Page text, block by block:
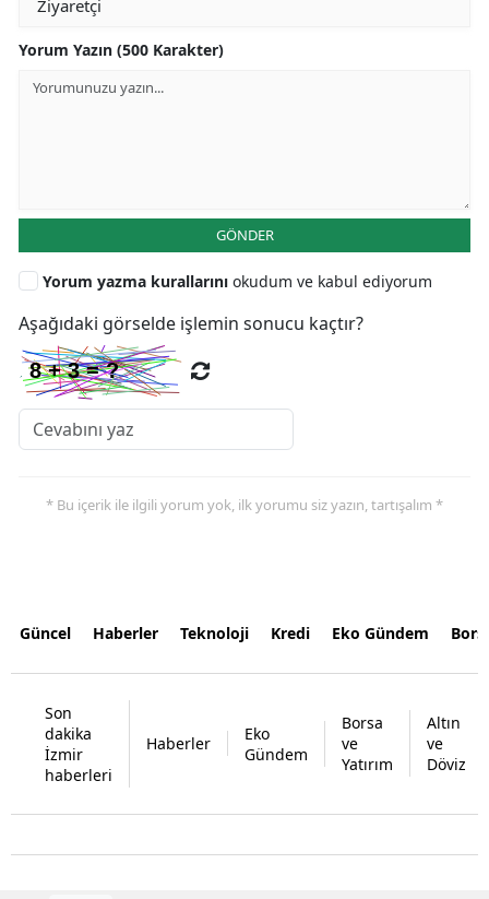
Yorum Yazın (500 Karakter)
GÖNDER
Yorum yazma kurallarını okudum ve kabul ediyorum
Aşağıdaki görselde işlemin sonucu kaçtır?
* Bu içerik ile ilgili yorum yok, ilk yorumu siz yazın, tartışalım *
Güncel Haberler Teknoloji Kredi Eko Gündem
Son
dakika
İzmir
haberleri
Haberler
Eko
Gündem
Borsa
ve
Yatırım
Altın
ve
Döviz